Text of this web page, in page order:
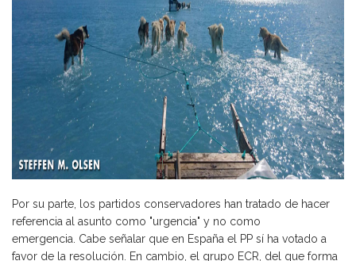
Por su parte, los partidos conservadores han tratado de hacer
referencia al asunto como "urgencia" y no como
emergencia. Cabe señalar que en España el PP sí ha votado a
favor de la resolución. En cambio, el grupo ECR, del que forma